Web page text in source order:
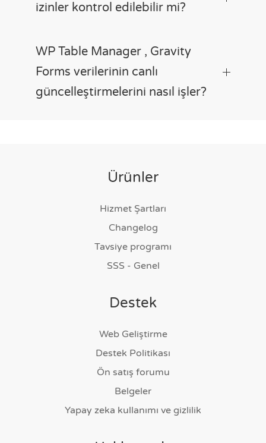
izinler kontrol edilebilir mi?
WP Table Manager , Gravity
Forms verilerinin canlı
güncelleştirmelerini nasıl işler?
Ürünler
Hizmet Şartları
Changelog
Tavsiye programı
SSS - Genel
Destek
Web Geliştirme
Destek Politikası
Ön satış forumu
Belgeler
Yapay zeka kullanımı ve gizlilik